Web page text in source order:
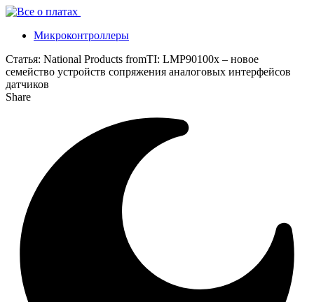
Микроконтроллеры
Статья: National Products fromTI: LMP90100x – новое
семейство устройств сопряжения аналоговых интерфейсов
датчиков
Share